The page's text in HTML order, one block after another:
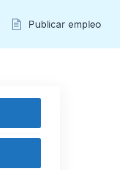
Publicar empleo